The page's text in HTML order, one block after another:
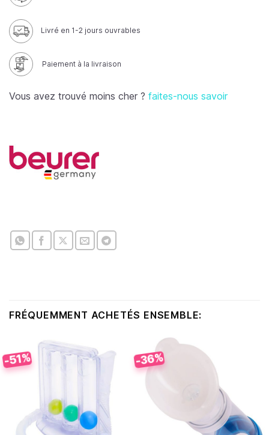
Livré en 1-2 jours ouvrables
Paiement à la livraison
Vous avez trouvé moins cher ? faites-nous savoir
FRÉQUEMMENT ACHETÉS ENSEMBLE:
-51% -36%